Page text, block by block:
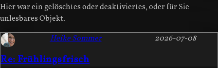
Hier war ein gelöschtes oder deaktiviertes, oder für Sie
unlesbares Objekt.
Re: Frühlingsfrisch
2026-07-08
Heike Sommer